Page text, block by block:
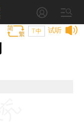
试听
T中